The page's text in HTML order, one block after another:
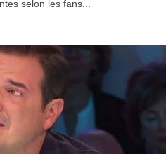
selon les fans...